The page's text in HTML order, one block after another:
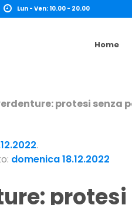
Lun - Ven: 10.00 - 20.00
Home
protesi senza
.
domenica 18.12.2022